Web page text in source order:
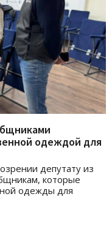
одеждой для
депутату из
которые
одежды для